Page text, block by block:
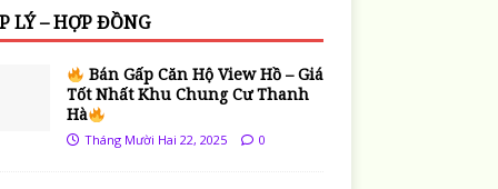
LÝ – HỢP ĐỒNG
Bán Gấp Căn Hộ View Hồ – Giá
Tốt Nhất Khu Chung Cư Thanh
Hà
Tháng Mười Hai 22, 2025 0